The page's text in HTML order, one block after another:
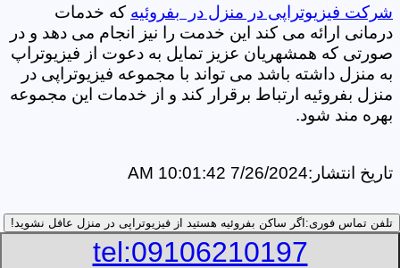
شرکت فیزیوتراپی در منزل در بفروئیه که خدمات
درمانی ارائه می کند این خدمت را نیز انجام می دهد و در
صورتی که همشهریان عزیز تمایل به دعوت از فیزیوتراپ
به منزل داشته باشد می تواند با مجموعه فیزیوتراپی در
منزل بفروئیه ارتباط برقرار کند و از خدمات این مجموعه
بهره مند شود.
تاریخ انتشار:7/26/2024 10:01:42 AM
تلفن تماس فوری: اگر ساکن بفروئیه هستید از فیزیوتراپی در منزل عافل نشوید!
tel:09106210197